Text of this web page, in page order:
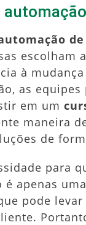
automação
escolham
à
as equipes
em um
maneira
de
para
apenas
pode